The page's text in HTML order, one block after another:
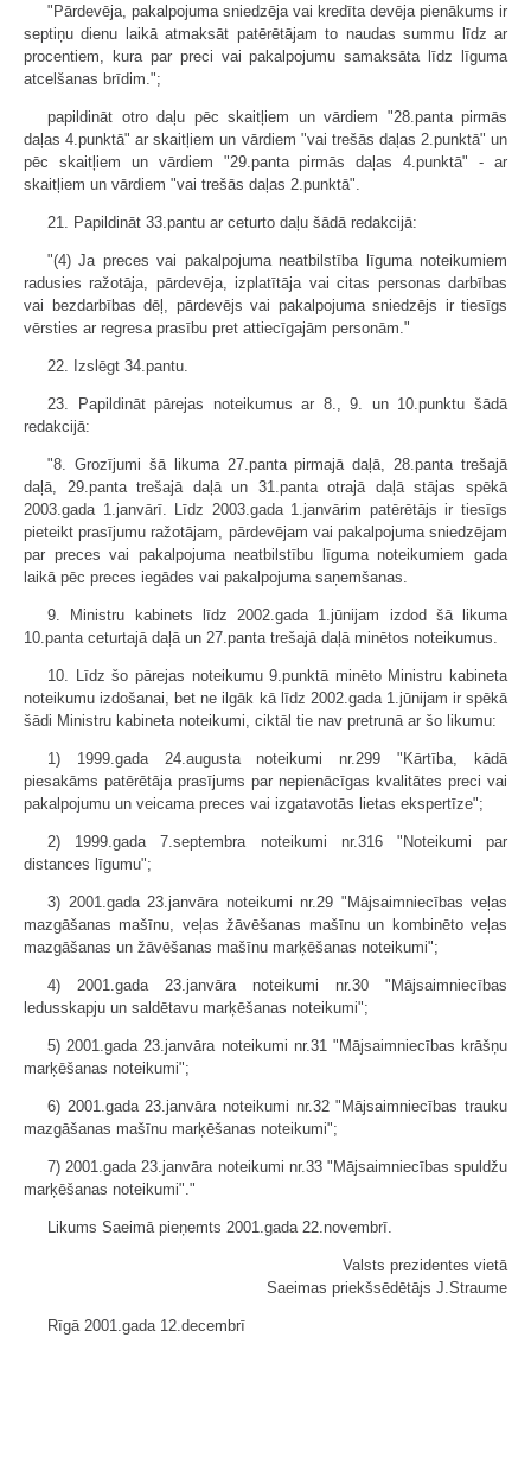
"Pārdevēja, pakalpojuma sniedzēja vai kredīta devēja pienākums ir
septiņu dienu laikā atmaksāt patērētājam to naudas summu līdz ar
procentiem, kura par preci vai pakalpojumu samaksāta līdz līguma
atcelšanas brīdim.";
papildināt otro daļu pēc skaitļiem un vārdiem "28.panta pirmās
daļas 4.punktā" ar skaitļiem un vārdiem "vai trešās daļas 2.punktā" un
pēc skaitļiem un vārdiem "29.panta pirmās daļas 4.punktā" - ar
skaitļiem un vārdiem "vai trešās daļas 2.punktā".
21. Papildināt 33.pantu ar ceturto daļu šādā redakcijā:
"(4) Ja preces vai pakalpojuma neatbilstība līguma noteikumiem
radusies ražotāja, pārdevēja, izplatītāja vai citas personas darbības
vai bezdarbības dēļ, pārdevējs vai pakalpojuma sniedzējs ir tiesīgs
vērsties ar regresa prasību pret attiecīgajām personām."
22. Izslēgt 34.pantu.
23. Papildināt pārejas noteikumus ar 8., 9. un 10.punktu šādā
redakcijā:
"8. Grozījumi šā likuma 27.panta pirmajā daļā, 28.panta trešajā
daļā, 29.panta trešajā daļā un 31.panta otrajā daļā stājas spēkā
2003.gada 1.janvārī. Līdz 2003.gada 1.janvārim patērētājs ir tiesīgs
pieteikt prasījumu ražotājam, pārdevējam vai pakalpojuma sniedzējam
par preces vai pakalpojuma neatbilstību līguma noteikumiem gada
laikā pēc preces iegādes vai pakalpojuma saņemšanas.
9. Ministru kabinets līdz 2002.gada 1.jūnijam izdod šā likuma
10.panta ceturtajā daļā un 27.panta trešajā daļā minētos noteikumus.
10. Līdz šo pārejas noteikumu 9.punktā minēto Ministru kabineta
noteikumu izdošanai, bet ne ilgāk kā līdz 2002.gada 1.jūnijam ir spēkā
šādi Ministru kabineta noteikumi, ciktāl tie nav pretrunā ar šo likumu:
1) 1999.gada 24.augusta noteikumi nr.299 "Kārtība, kādā
piesakāms patērētāja prasījums par nepienācīgas kvalitātes preci vai
pakalpojumu un veicama preces vai izgatavotās lietas ekspertīze";
2) 1999.gada 7.septembra noteikumi nr.316 "Noteikumi par
distances līgumu";
3) 2001.gada 23.janvāra noteikumi nr.29 "Mājsaimniecības veļas
mazgāšanas mašīnu, veļas žāvēšanas mašīnu un kombinēto veļas
mazgāšanas un žāvēšanas mašīnu marķēšanas noteikumi";
4) 2001.gada 23.janvāra noteikumi nr.30 "Mājsaimniecības
ledusskapju un saldētavu marķēšanas noteikumi";
5) 2001.gada 23.janvāra noteikumi nr.31 "Mājsaimniecības krāšņu
marķēšanas noteikumi";
6) 2001.gada 23.janvāra noteikumi nr.32 "Mājsaimniecības trauku
mazgāšanas mašīnu marķēšanas noteikumi";
7) 2001.gada 23.janvāra noteikumi nr.33 "Mājsaimniecības spuldžu
marķēšanas noteikumi"."
Likums Saeimā pieņemts 2001.gada 22.novembrī.
Valsts prezidentes vietā
Saeimas priekšsēdētājs J.Straume
Rīgā 2001.gada 12.decembrī